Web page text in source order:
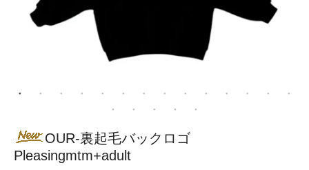
OUR-裏起毛バックロゴ
Pleasingmtm+adult